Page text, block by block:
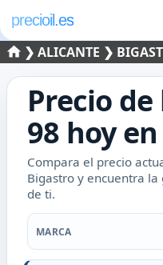
precioil.es
❯ALICANTE ❯
Precio de
98 hoy en
Compara el precio
Bigastro y encuentra
de ti.
Filtrar por marca
MARCA